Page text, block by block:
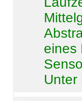
eines
Unter